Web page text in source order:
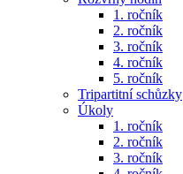
1. ročník
2. ročník
3. ročník
4. ročník
5. ročník
Tripartitní schůzky
Úkoly
1. ročník
2. ročník
3. ročník